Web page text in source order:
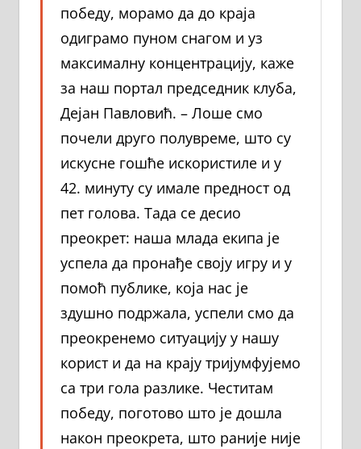
победу, морамо да до краја
одиграмо пуном снагом и уз
максималну концентрацију, каже
за наш портал председник клуба,
Дејан Павловић. – Лоше смо
почели друго полувреме, што су
искусне гошће искористиле и у
42. минуту су имале предност од
пет голова. Тада се десио
преокрет: наша млада екипа је
успела да пронађе своју игру и у
помоћ публике, која нас је
здушно подржала, успели смо да
преокренемо ситуацију у нашу
корист и да на крају тријумфујемо
са три гола разлике. Честитам
победу, поготово што је дошла
након преокрета, што раније није